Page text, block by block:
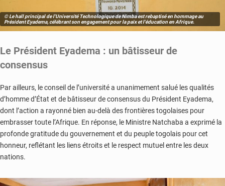
© Le hall principal de l'Université Technologique de Nimba est rebaptisé en hommage au
Président Eyadema, célébrant son engagement pour la paix et l'éducation en Afrique.
Le Président Eyadema : un bâtisseur de
consensus
Par ailleurs, le conseil de l’université a unanimement salué les qualités
d’homme d’État et de bâtisseur de consensus du Président Eyadema,
dont l’action a rayonné bien au-delà des frontières togolaises pour
embrasser toute l’Afrique. En réponse, le Ministre Natchaba a exprimé la
profonde gratitude du gouvernement et du peuple togolais pour cet
honneur, reflétant les liens étroits et le respect mutuel entre les deux
nations.